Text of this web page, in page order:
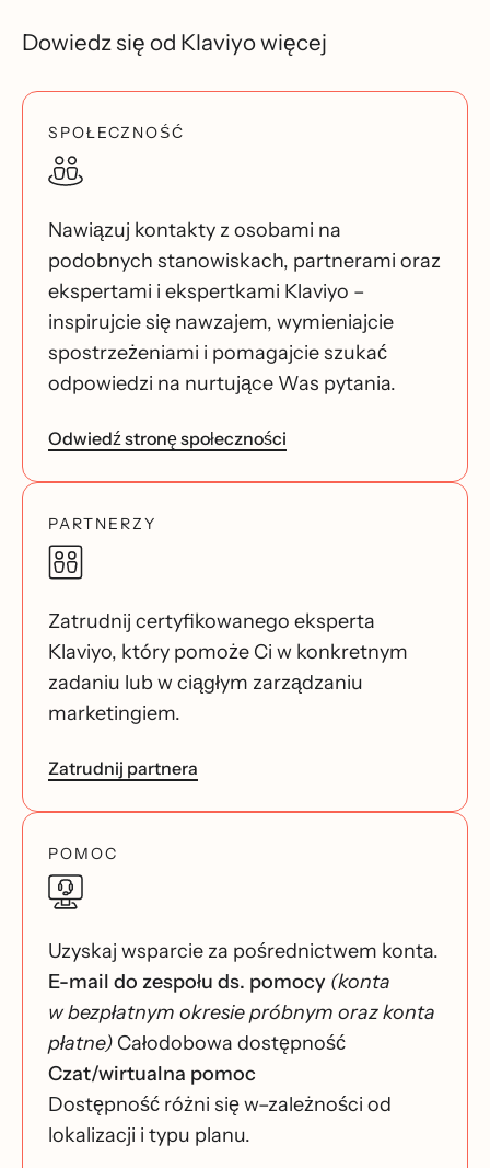
Dowiedz się od Klaviyo więcej
SPOŁECZNOŚĆ
Nawiązuj kontakty z osobami na
podobnych stanowiskach, partnerami oraz
ekspertami i ekspertkami Klaviyo –
inspirujcie się nawzajem, wymieniajcie
spostrzeżeniami i pomagajcie szukać
odpowiedzi na nurtujące Was pytania.
Odwiedź stronę społeczności
PARTNERZY
Zatrudnij certyfikowanego eksperta
Klaviyo, który pomoże Ci w konkretnym
zadaniu lub w ciągłym zarządzaniu
marketingiem.
Zatrudnij partnera
POMOC
Uzyskaj wsparcie za pośrednictwem konta.
E-mail do zespołu ds. pomocy (konta
w bezpłatnym okresie próbnym oraz konta
płatne) Całodobowa dostępność
Czat/wirtualna pomoc
Dostępność różni się w–zależności od
lokalizacji i typu planu.